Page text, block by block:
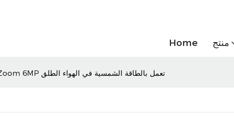
Home منتج
كاميرا Ubox مزدوجة العدسة 20X 36X Zoom 6MP تعمل بالطاقة الشمسية في الهواء الطلق